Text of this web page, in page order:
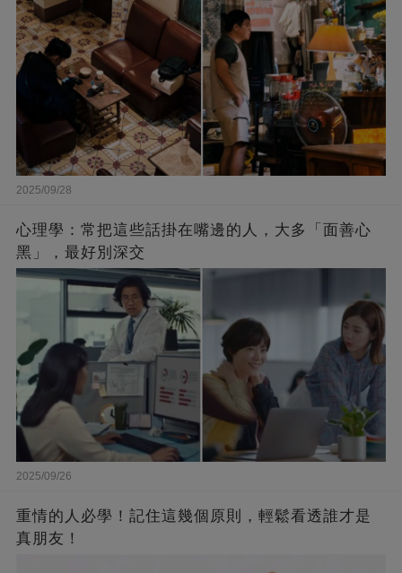
2025/09/28
心理學：常把這些話掛在嘴邊的人，大多「面善心
黑」，最好別深交
2025/09/26
重情的人必學！記住這幾個原則，輕鬆看透誰才是
真朋友！